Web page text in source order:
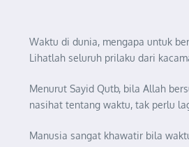
Waktu di dunia, mengapa untuk
Lihatlah seluruh prilaku dari
Menurut Sayid Qutb, bila Allah
nasihat tentang waktu, tak perlu
Manusia sangat khawatir bila